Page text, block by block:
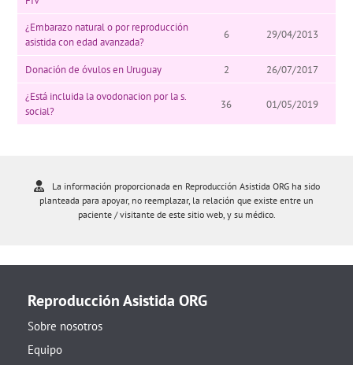
¿Embarazo natural o por reproducción
asistida con edad avanzada?
6 29/04/2013
Donación de óvulos en Uruguay 2
26/07/2017
¿Está incluida la ovodonacion por la s.
social?
36 01/05/2019
La información proporcionada en Reproducción Asistida ORG ha sido
planteada para apoyar, no reemplazar, la relación que existe entre un
paciente / visitante de este sitio web, y su médico.
Reproducción Asistida ORG
Sobre nosotros
Equipo